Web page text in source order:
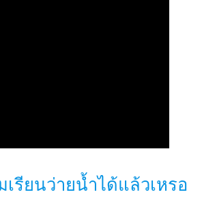
เรียนว่ายน้ำได้แล้วเหรอ